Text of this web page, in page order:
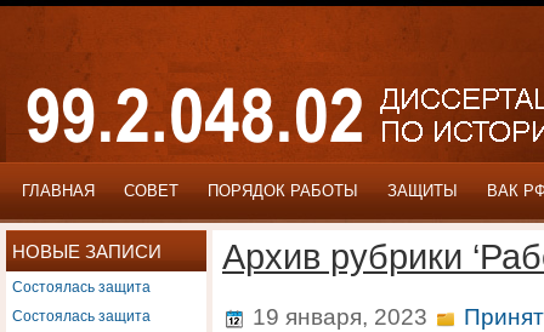
ГЛАВНАЯ СОВЕТ ПОРЯДОК РАБОТЫ ЗАЩИТЫ ВАК
НОВЫЕ ЗАПИСИ
Состоялась защита
Состоялась защита
Архив рубрики
19 января, 2023